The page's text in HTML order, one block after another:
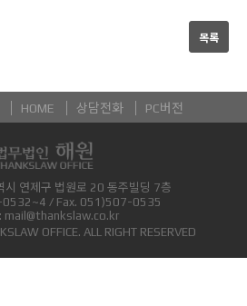
목록
HOME 상담전화 PC버전
연제구 법원로 20 동주빌딩 7층
/ Fax. 051)507-0535
mail@thankslaw.co.kr
OFFICE. ALL RIGHT RESERVED